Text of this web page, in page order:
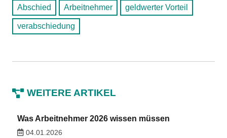
Abschied Arbeitnehmer geldwerter Vorteil
verabschiedung
WEITERE ARTIKEL
Was Arbeitnehmer 2026 wissen müssen
04.01.2026